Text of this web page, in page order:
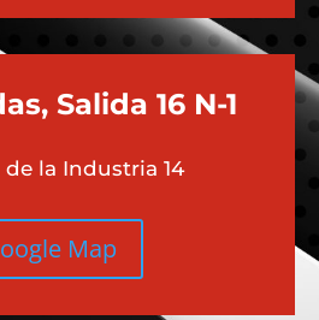
Salida 16 N-1
la Industria 14
Map